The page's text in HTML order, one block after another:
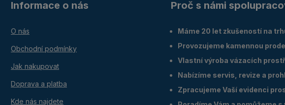
Informace o nás
O nás
Obchodní podmínky
Jak nakupovat
Doprava a platba
Kde nás najdete
Proč s námi
Máme 20 let zkušeností na
Provozujeme kamennou
Vlastní výroba vázacích
Nabízíme servis, revize a
Zpracujeme Vaší evidenci